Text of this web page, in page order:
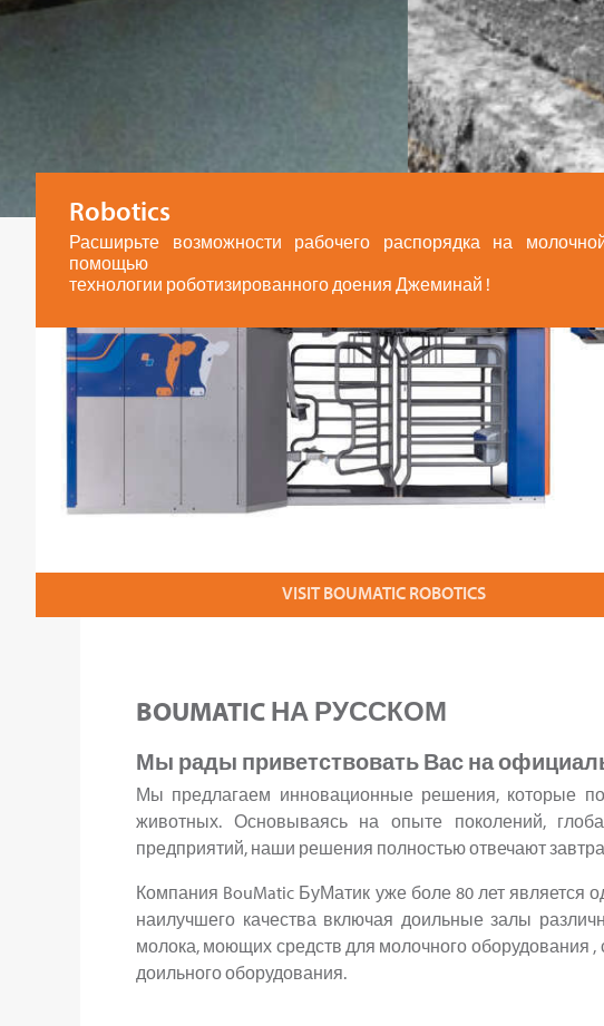
Robotics
Расширьте возможности рабочего распорядка на
помощью
технологии роботизированного доения Джеминай !
VISIT BOUMATIC ROBOTICS
BOUMATIC НА РУССКОМ
Мы рады приветствовать Вас на
Мы предлагаем инновационные решения, которые
животных. Основываясь на опыте поколений,
предприятий, наши решения полностью отвечают
Компания BouMatic БуМатик уже боле 80 лет является
наилучшего качества включая доильные залы
молока, моющих средств для молочного оборудования ,
доильного оборудования.